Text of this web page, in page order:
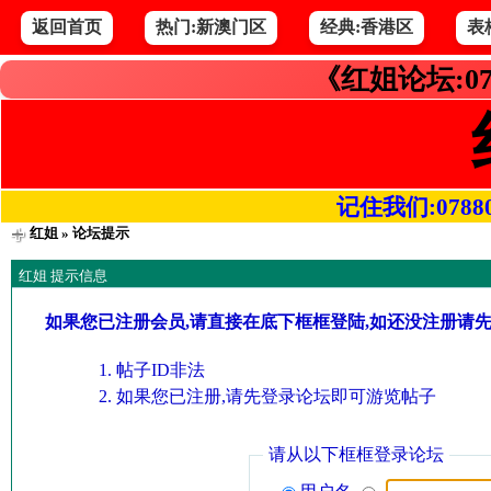
返回首页 热门:新澳门区 经典:香港区 表
《红姐论坛
记住我们
红姐» 论坛提示
红姐 提示信息
如果您已注册会员,请直接在底下框框登陆,如还没注册请
帖子ID非法
如果您已注册,请先登录论坛即可游览帖子
请从以下框框登录论坛